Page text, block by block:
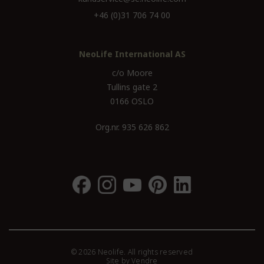
+46 (0)31 706 74 00
NeoLife International AS
c/o Moore
Tullins gate 2
0166 OSLO
Org.nr. 935 626 862
© 2026 Neolife. All rights reserved
Site byVendre